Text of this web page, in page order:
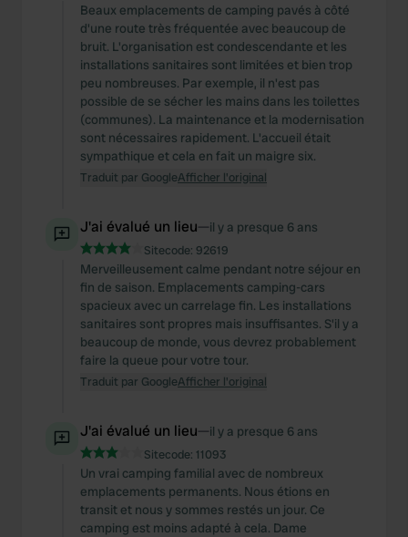
Beaux emplacements de camping pavés à côté
d'une route très fréquentée avec beaucoup de
bruit. L'organisation est condescendante et les
installations sanitaires sont limitées et bien trop
peu nombreuses. Par exemple, il n'est pas
possible de se sécher les mains dans les toilettes
(communes). La maintenance et la modernisation
sont nécessaires rapidement. L'accueil était
sympathique et cela en fait un maigre six.
Traduit par GoogleAfficher l'original
J'ai évalué un lieu—il y a presque 6 ans
Sitecode: 92619
Merveilleusement calme pendant notre séjour en
fin de saison. Emplacements camping-cars
spacieux avec un carrelage fin. Les installations
sanitaires sont propres mais insuffisantes. S'il y a
beaucoup de monde, vous devrez probablement
faire la queue pour votre tour.
Traduit par GoogleAfficher l'original
J'ai évalué un lieu—il y a presque 6 ans
Sitecode: 11093
Un vrai camping familial avec de nombreux
emplacements permanents. Nous étions en
transit et nous y sommes restés un jour. Ce
camping est moins adapté à cela. Dame